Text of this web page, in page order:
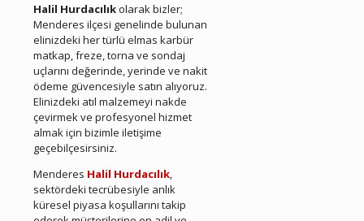
Halil Hurdacılıkolarak bizler;
Menderes ilçesi genelinde bulunan
elinizdeki her türlü elmas karbür
matkap, freze, torna ve sondaj
uçlarını değerinde, yerinde ve nakit
ödeme güvencesiyle satın alıyoruz.
Elinizdeki atıl malzemeyi nakde
çevirmek ve profesyonel hizmet
almak için bizimle iletişime
geçebilçesirsiniz.
Menderes Halil Hurdacılık,
sektördeki tecrübesiyle anlık
küresel piyasa koşullarını takip